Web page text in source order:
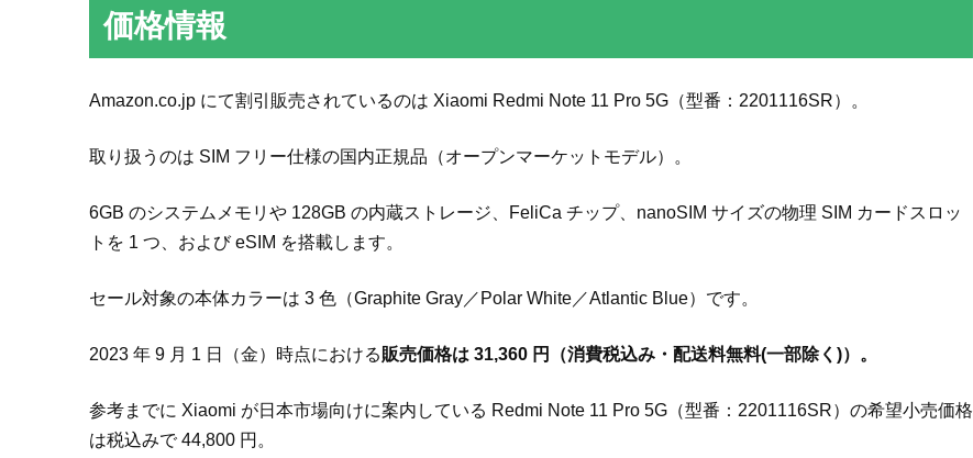
価格情報
Amazon.co.jp にて割引販売されているのは Xiaomi Redmi Note 11 Pro 5G（型番：2201116SR）。
取り扱うのは SIM フリー仕様の国内正規品（オープンマーケットモデル）。
6GB のシステムメモリや 128GB の内蔵ストレージ、FeliCa チップ、nanoSIM サイズの物理 SIM カードスロッ
トを 1 つ、および eSIM を搭載します。
セール対象の本体カラーは 3 色（Graphite Gray／Polar White／Atlantic Blue）です。
2023 年 9 月 1 日（金）時点における販売価格は 31,360 円（消費税込み・配送料無料(一部除く)）。
参考までに Xiaomi が日本市場向けに案内している Redmi Note 11 Pro 5G（型番：2201116SR）の希望小売価格
は税込みで 44,800 円。